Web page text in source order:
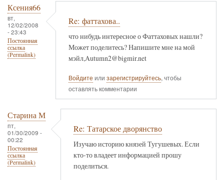
Ксения66
вт,
12/02/2008
- 23:43
Постоянная
ссылка
(Permalink)
Re: фаттахова..
что нибудь интересное о Фаттаховых нашли?
Может поделитесь? Напишите мне на мой
мэйл,Autumn2@bigmir.net
Войдите или зарегистрируйтесь, чтобы
оставлять комментарии
Старина М
пт,
01/30/2009 -
00:22
Постоянная
ссылка
(Permalink)
Re: Татарское дворянство
Изучаю историю князей Тугушевых. Если
кто-то владеет информацией прошу
поделиться.